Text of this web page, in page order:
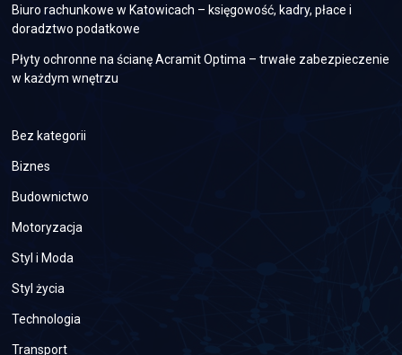
Biuro rachunkowe w Katowicach – księgowość, kadry, płace i
doradztwo podatkowe
Płyty ochronne na ścianę Acramit Optima – trwałe zabezpieczenie
w każdym wnętrzu
Bez kategorii
Biznes
Budownictwo
Motoryzacja
Styl i Moda
Styl życia
Technologia
Transport